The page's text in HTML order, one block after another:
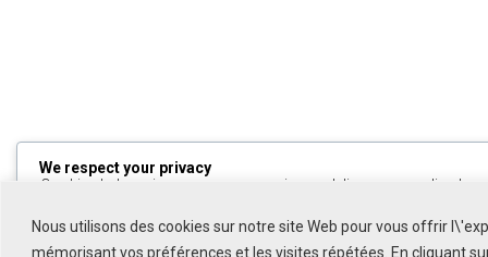
Nous utilisons des cookies sur notre site Web pour vous offrir
mémorisant vos préférences et les visites répétées. En cliquant
We respect your privacy
Cookies help us improve your experience, deliver personalized
Allto decline non-essential cookies.